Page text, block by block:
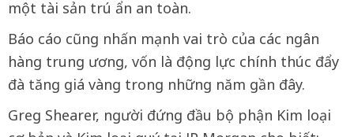
một tài sản trú ẩn an toàn.
Báo cáo cũng nhấn mạnh vai trò của các ngân
hàng trung ương, vốn là động lực chính thúc đẩy
đà tăng giá vàng trong những năm gần đây.
Greg Shearer, người đứng đầu bộ phận Kim loại